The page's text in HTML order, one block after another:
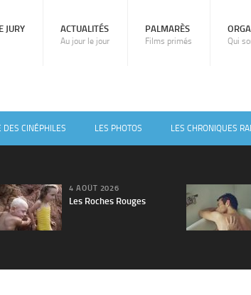
JURY ACTUALITÉS
Au jour le jour
PALMARÈS
Films primés Qui
DES CINÉPHILES LES PHOTOS LES CHRONIQUES
4 AOÛT 2026
Les Roches Rouges